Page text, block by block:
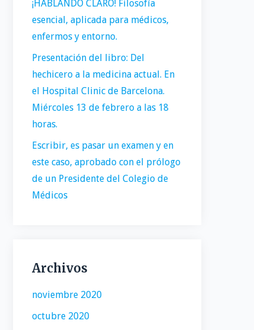
¡HABLANDO CLARO! Filosofía
esencial, aplicada para médicos,
enfermos y entorno.
Presentación del libro: Del
hechicero a la medicina actual. En
el Hospital Clinic de Barcelona.
Miércoles 13 de febrero a las 18
horas.
Escribir, es pasar un examen y en
este caso, aprobado con el prólogo
de un Presidente del Colegio de
Médicos
Archivos
noviembre 2020
octubre 2020